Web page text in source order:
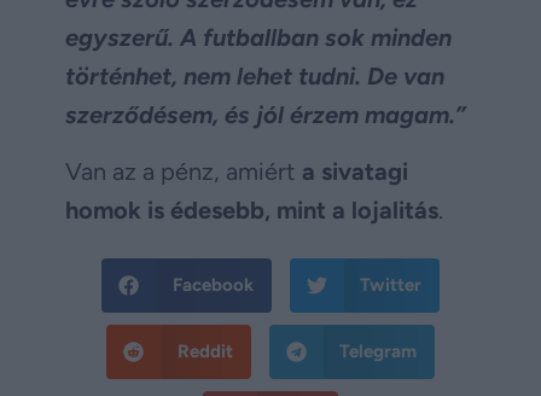
egyszerű. A futballban sok minden
történhet, nem lehet tudni. De van
szerződésem, és jól érzem magam.”
Van az a pénz, amiért a sivatagi
homok is édesebb, mint a lojalitás.
Facebook Twitter
Reddit Telegram